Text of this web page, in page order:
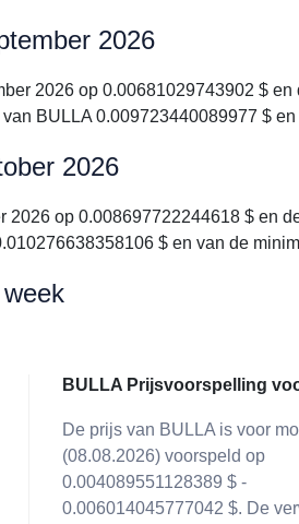
2026
2026 op 0.00681029743902 $
BULLA 0.009723440089977 $
2026
op 0.008697722244618 $ en
$ en van de
BULLA Prijsvoorspelling
De prijs van BULLA is voor
(08.08.2026) voorspeld op
0.004089551128389 $ -
0.006014045777042 $. De